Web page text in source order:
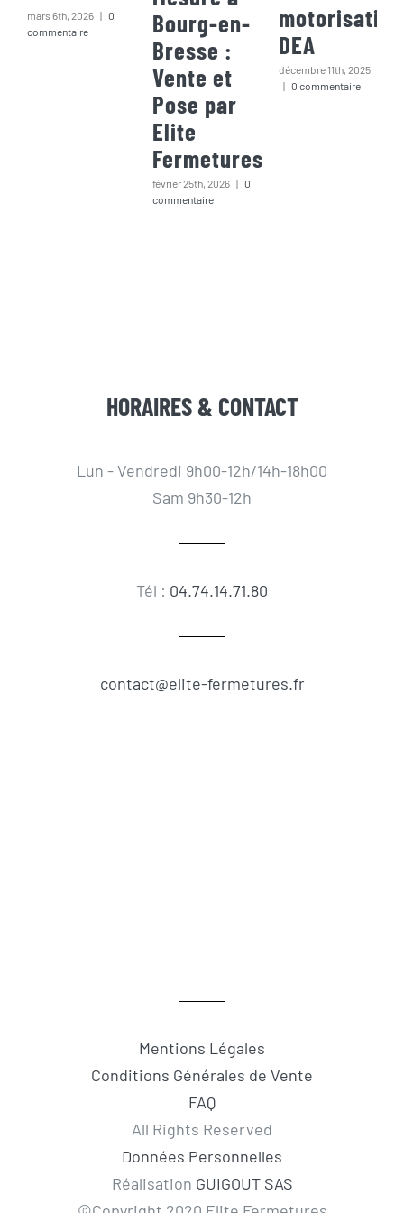
mars 6th, 2026 | 0
commentaire
Bourg-en-
Bresse :
Vente et
Pose par
Elite
Fermetures
février 25th, 2026 | 0
commentaire
motorisation
DEA
décembre 11th, 2025
| 0 commentaire
HORAIRES & CONTACT
Lun - Vendredi 9h00-12h/14h-18h00
Sam 9h30-12h
Tél : 04.74.14.71.80
contact@elite-fermetures.fr
Mentions Légales
Conditions Générales de Vente
FAQ
All Rights Reserved
Données Personnelles
Réalisation GUIGOUT SAS